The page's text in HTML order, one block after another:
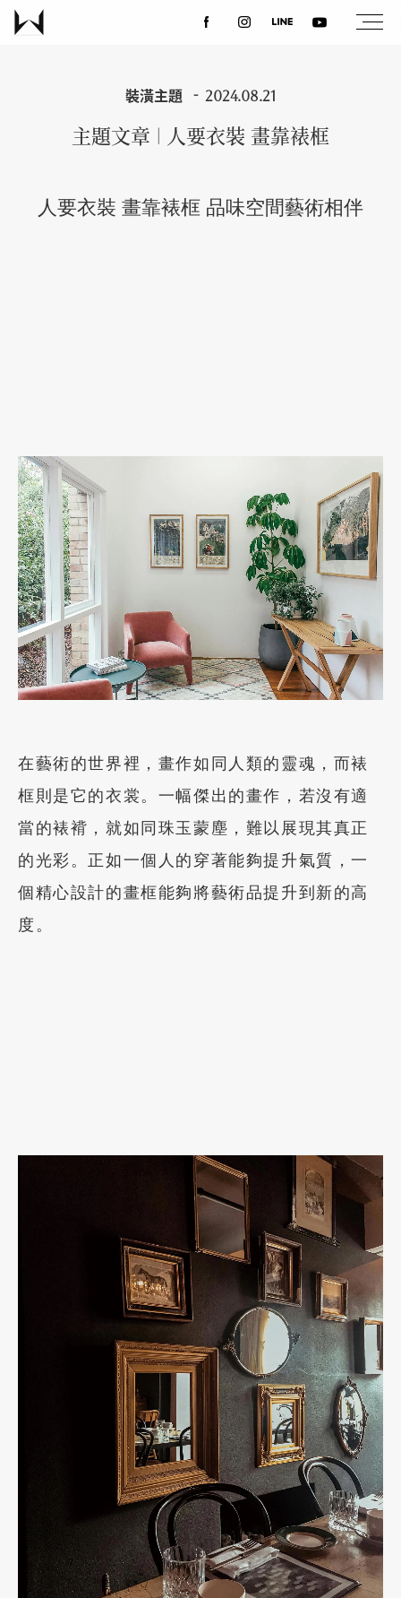
最新消息
設計案例
裝潢主題 2024.08.21
主題文章 | 人要衣裝 畫靠裱框
人要衣裝 畫靠裱框 品味空間藝術相伴
在藝術的世界裡，畫作如同人類的靈魂，而裱
框則是它的衣裳。一幅傑出的畫作，若沒有適
當的裱褙，就如同珠玉蒙塵，難以展現其真正
的光彩。正如一個人的穿著能夠提升氣質，一
個精心設計的畫框能夠將藝術品提升到新的高
度。